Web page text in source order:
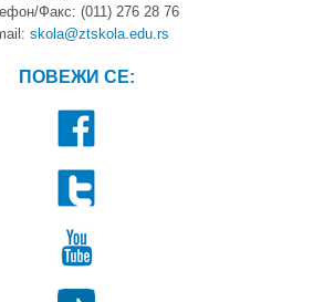
Факс: (011) 276 28 76
skola@ztskola.edu.rs
ПОВЕЖИ СЕ: